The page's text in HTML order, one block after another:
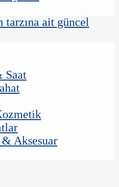
tarzına ait güncel
Saat
Aksesuar